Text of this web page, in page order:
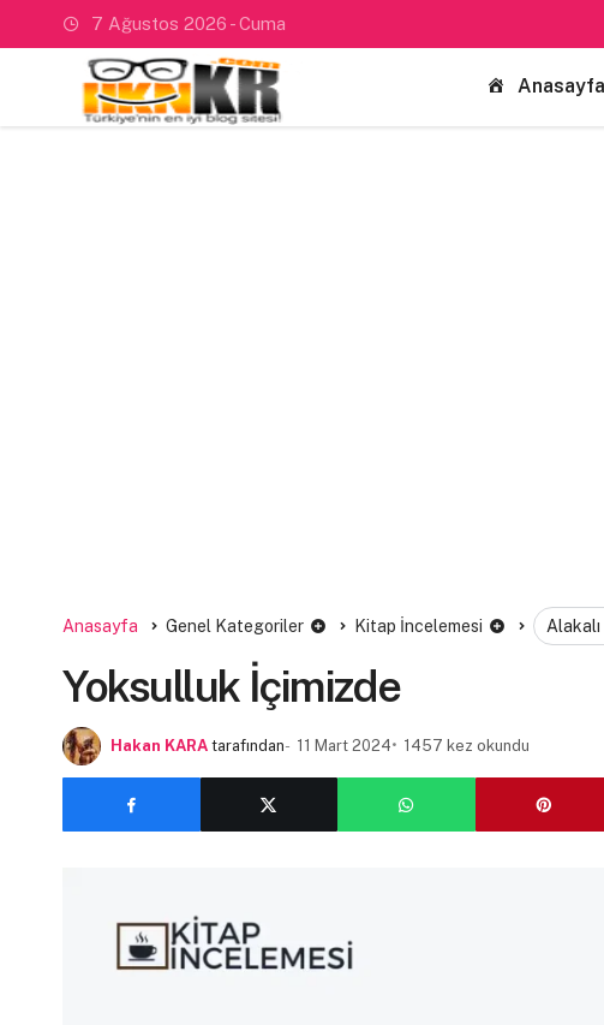
7 Ağustos 2026 - Cuma
Anasayfa
Anasayfa Genel Kategoriler Kitap İncelemesi
Yoksulluk İçimizde
Hakan KARA tarafından 11 Mart 2024 1457 kez okundu